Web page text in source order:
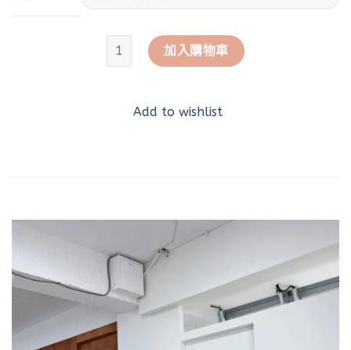
髮絲紋彎刀打褶落地長褲 數量
加入購物車
Add to wishlist